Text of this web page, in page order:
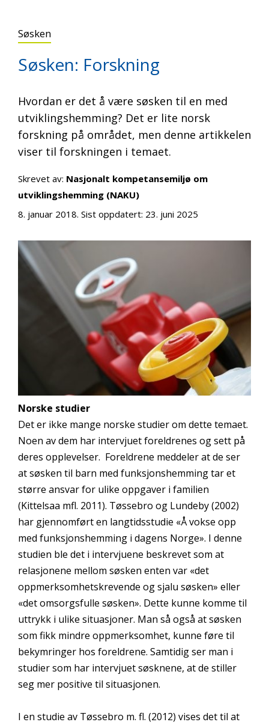
Søsken
Søsken: Forskning
Hvordan er det å være søsken til en med
utviklingshemming? Det er lite norsk
forskning på området, men denne artikkelen
viser til forskningen i temaet.
Skrevet av: Nasjonalt kompetansemiljø om
utviklingshemming (NAKU)
8. januar 2018. Sist oppdatert: 23. juni 2025
Norske studier
Det er ikke mange norske studier om dette temaet.
Noen av dem har intervjuet foreldrenes og sett på
deres opplevelser. Foreldrene meddeler at de ser
at søsken til barn med funksjonshemming tar et
større ansvar for ulike oppgaver i familien
(Kittelsaa mfl. 2011). Tøssebro og Lundeby (2002)
har gjennomført en langtidsstudie «Å vokse opp
med funksjonshemming i dagens Norge». I denne
studien ble det i intervjuene beskrevet som at
relasjonene mellom søsken enten var «det
oppmerksomhetskrevende og sjalu søsken» eller
«det omsorgsfulle søsken». Dette kunne komme til
uttrykk i ulike situasjoner. Man så også at søsken
som fikk mindre oppmerksomhet, kunne føre til
bekymringer hos foreldrene. Samtidig ser man i
studier som har intervjuet søsknene, at de stiller
seg mer positive til situasjonen.
I en studie av Tøssebro m. fl. (2012) vises det til at